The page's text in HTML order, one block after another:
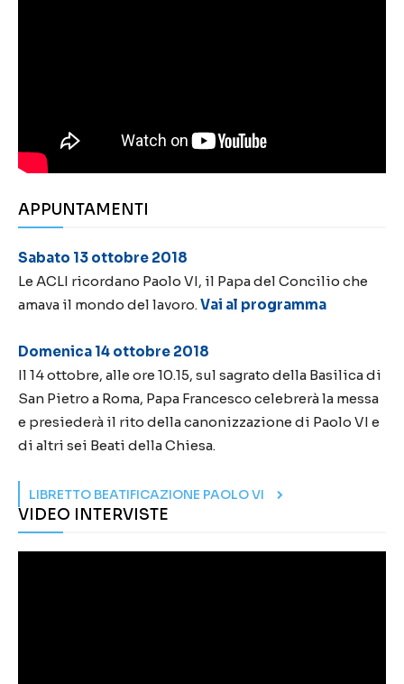
APPUNTAMENTI
Sabato 13 ottobre 2018
Le ACLI ricordano Paolo VI, il Papa del Concilio che
amava il mondo del lavoro. Vai al programma
Domenica 14 ottobre 2018
Il 14 ottobre, alle ore 10.15, sul sagrato della Basilica di
San Pietro a Roma, Papa Francesco celebrerà la messa
e presiederà il rito della canonizzazione di Paolo VI e
di altri sei Beati della Chiesa.
LIBRETTO BEATIFICAZIONE PAOLO VI
VIDEO INTERVISTE